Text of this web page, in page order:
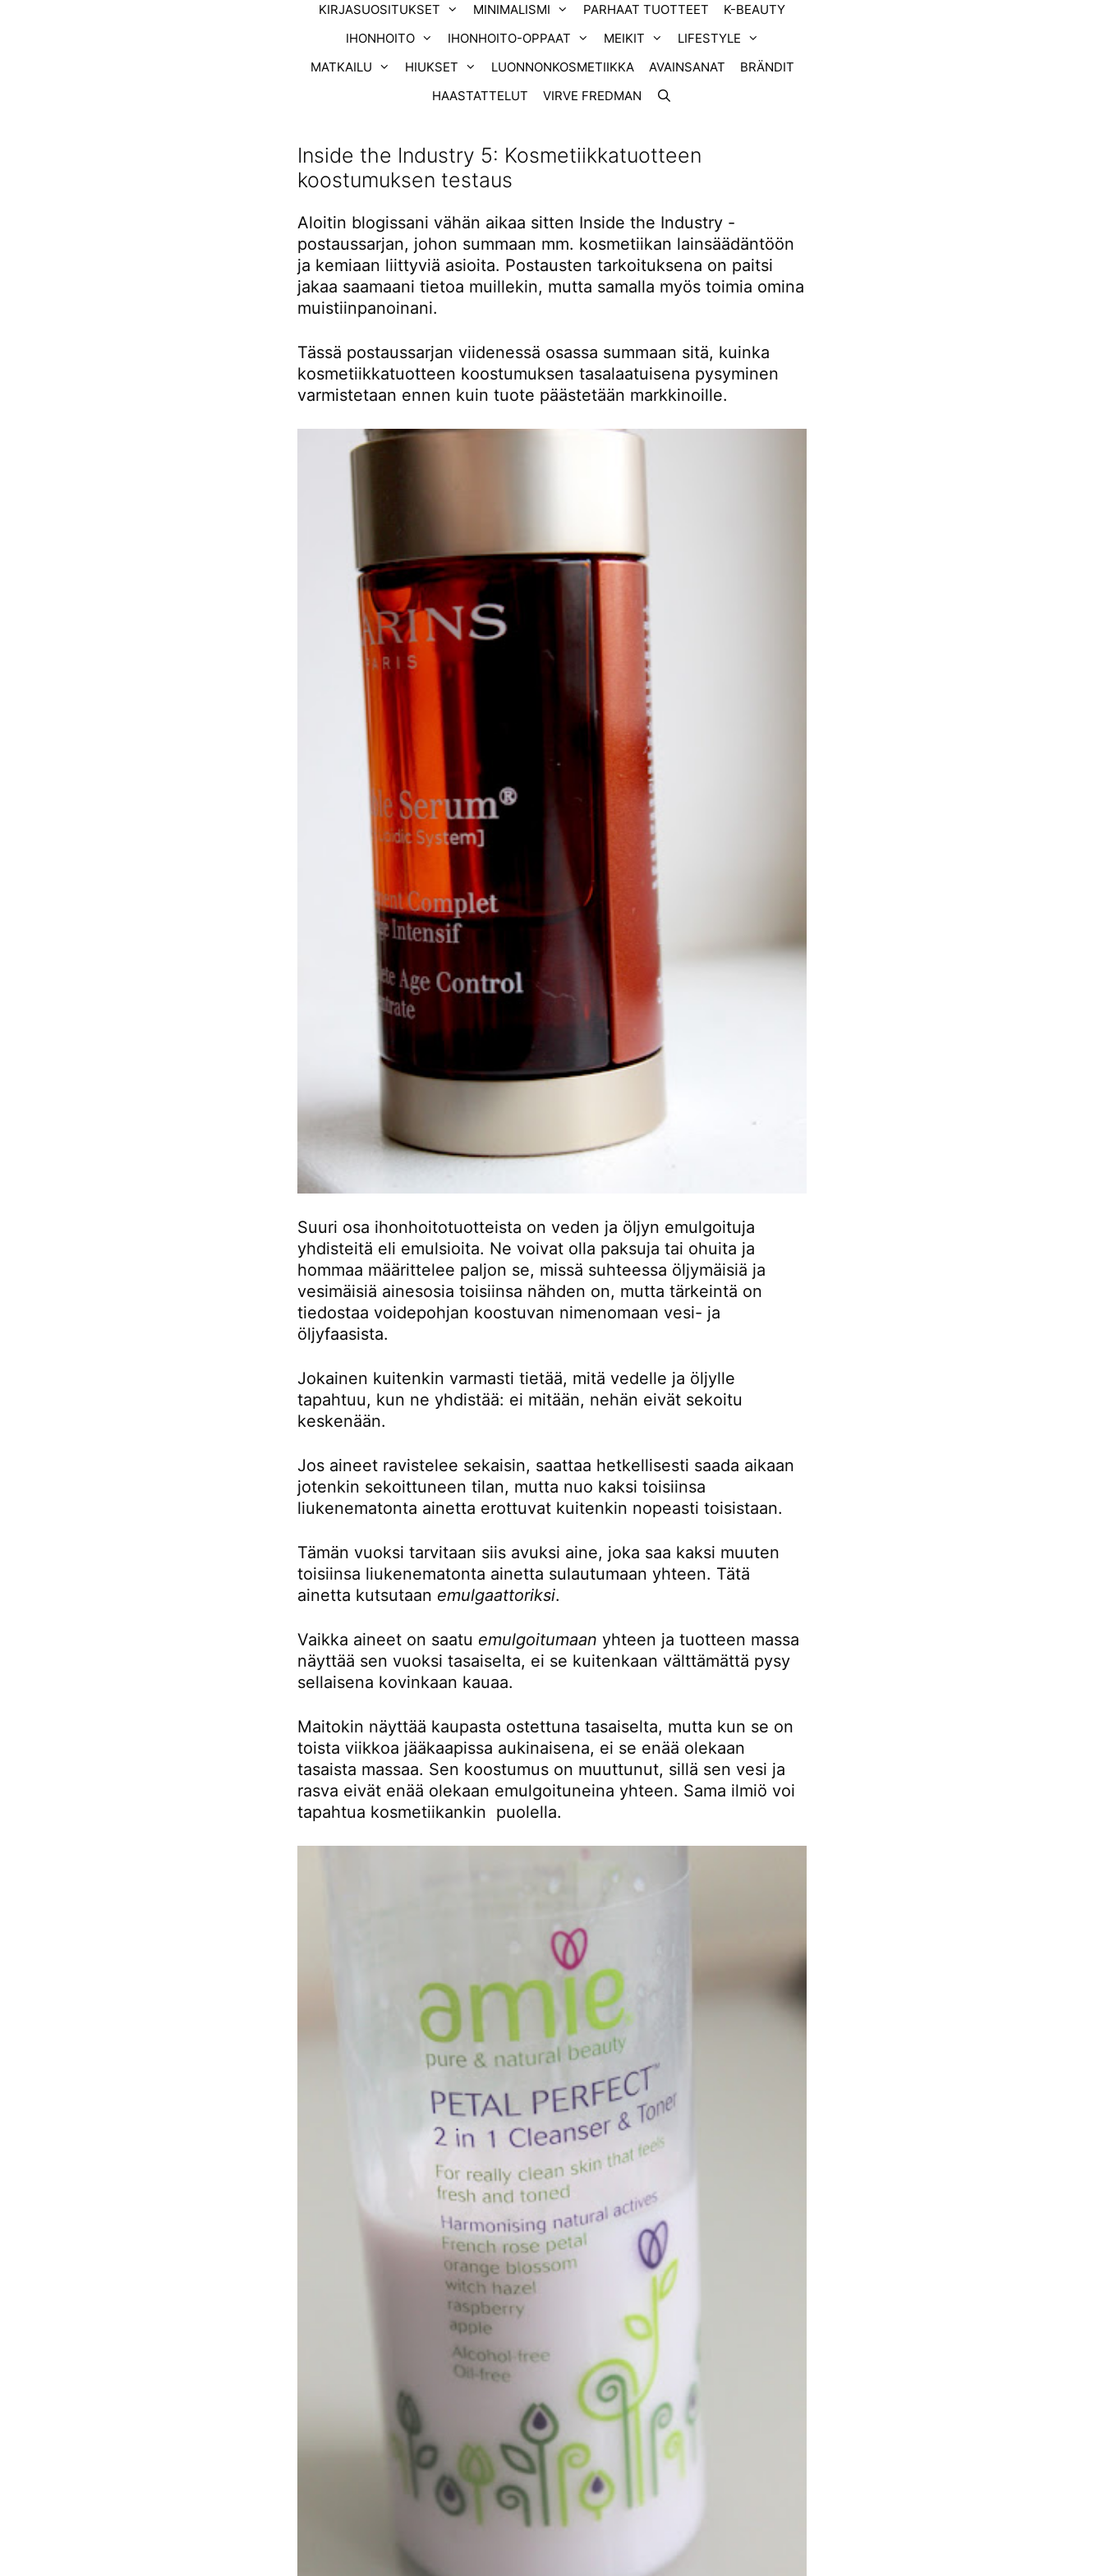
KIRJASUOSITUKSET MINIMALISMI PARHAAT TUOTTEET
K-BEAUTY
IHONHOITO
IHONHOITO-OPPAAT MEIKIT
LIFESTYLE
MATKAILU
HIUKSET LUONNONKOSMETIIKKA AVAINSANAT
BRÄNDIT
HAASTATTELUT
VIRVE FREDMAN
Inside the Industry 5: Kosmetiikkatuotteen
koostumuksen testaus
Aloitin blogissani vähän aikaa sitten Inside the Industry -
postaussarjan, johon summaan mm. kosmetiikan lainsäädäntöön
ja kemiaan liittyviä asioita. Postausten tarkoituksena on paitsi
jakaa saamaani tietoa muillekin, mutta samalla myös toimia omina
muistiinpanoinani.
Tässä postaussarjan viidenessä osassa summaan sitä, kuinka
kosmetiikkatuotteen koostumuksen tasalaatuisena pysyminen
varmistetaan ennen kuin tuote päästetään markkinoille.
Suuri osa ihonhoitotuotteista on veden ja öljyn emulgoituja
yhdisteitä eli emulsioita. Ne voivat olla paksuja tai ohuita ja
hommaa määrittelee paljon se, missä suhteessa öljymäisiä ja
vesimäisiä ainesosia toisiinsa nähden on, mutta tärkeintä on
tiedostaa voidepohjan koostuvan nimenomaan vesi- ja
öljyfaasista.
Jokainen kuitenkin varmasti tietää, mitä vedelle ja öljylle
tapahtuu, kun ne yhdistää: ei mitään, nehän eivät sekoitu
keskenään.
Jos aineet ravistelee sekaisin, saattaa hetkellisesti saada aikaan
jotenkin sekoittuneen tilan, mutta nuo kaksi toisiinsa
liukenematonta ainetta erottuvat kuitenkin nopeasti toisistaan.
Tämän vuoksi tarvitaan siis avuksi aine, joka saa kaksi muuten
toisiinsa liukenematonta ainetta sulautumaan yhteen. Tätä
ainetta kutsutaan emulgaattoriksi.
Vaikka aineet on saatu emulgoitumaan yhteen ja tuotteen massa
näyttää sen vuoksi tasaiselta, ei se kuitenkaan välttämättä pysy
sellaisena kovinkaan kauaa.
Maitokin näyttää kaupasta ostettuna tasaiselta, mutta kun se on
toista viikkoa jääkaapissa aukinaisena, ei se enää olekaan
tasaista massaa. Sen koostumus on muuttunut, sillä sen vesi ja
rasva eivät enää olekaan emulgoituneina yhteen. Sama ilmiö voi
tapahtua kosmetiikankin puolella.